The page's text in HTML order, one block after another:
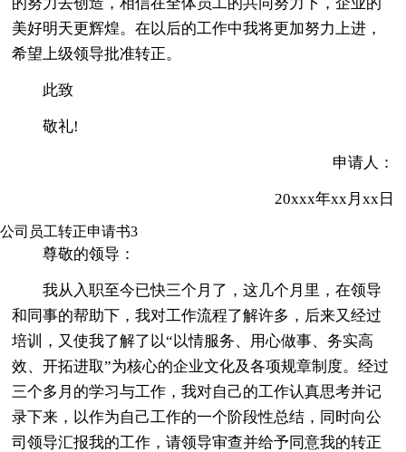
美好明天更辉煌。在以后的工作中我将更加努力上进，
希望上级领导批准转正。
此致
敬礼!
申请人：
20xxx年xx月xx日
公司员工转正申请书3
尊敬的领导：
我从入职至今已快三个月了，这几个月里，在领导
和同事的帮助下，我对工作流程了解许多，后来又经过
培训，又使我了解了以“以情服务、用心做事、务实高
效、开拓进取”为核心的企业文化及各项规章制度。经过
三个多月的学习与工作，我对自己的工作认真思考并记
录下来，以作为自己工作的一个阶段性总结，同时向公
司领导汇报我的工作，请领导审查并给予同意我的转正